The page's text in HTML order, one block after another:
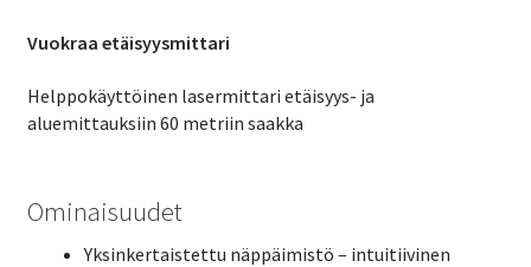
Vuokraa etäisyysmittari
Helppokäyttöinen lasermittari etäisyys- ja
aluemittauksiin 60 metriin saakka
Ominaisuudet
Yksinkertaistettu näppäimistö – intuitiivinen